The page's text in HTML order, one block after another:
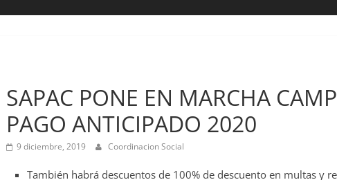
SAPAC PONE EN MARCHA
PAGO ANTICIPADO 2020
9 diciembre, 2019 Coordinacion Social
También habrá descuentos de 100% de descuento en multas y